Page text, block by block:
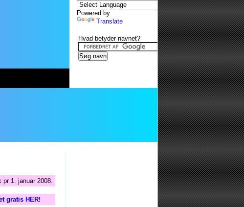
1. januar 2008.
gratis HER!
Powered by
Translate
Hvad betyder navnet?